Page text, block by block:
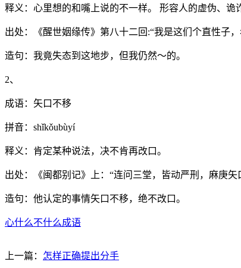
释义：心里想的和嘴上说的不一样。 形容人的虚伪、诡
出处：《醒世姻缘传》第八十二回:“我是这们个直性子
造句：我竟失态到这地步，但我仍然～的。
2、
成语：矢口不移
拼音：shǐkǒubùyí
释义：肯定某种说法，决不肯再改口。
出处：《闽都别记》上：“连问三堂，皆动严刑，麻庚
造句：他认定的事情矢口不移，绝不改口。
心什么不什么成语
上一篇： 怎样正确提出分手